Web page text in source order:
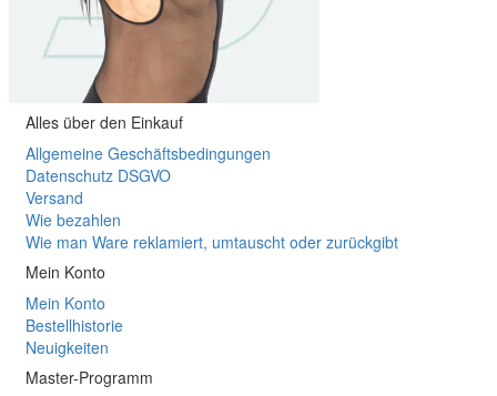
Alles über den Einkauf
Allgemeine Geschäftsbedingungen
Datenschutz DSGVO
Versand
Wie bezahlen
Wie man Ware reklamiert, umtauscht oder zurückgibt
Mein Konto
Mein Konto
Bestellhistorie
Neuigkeiten
Master-Programm